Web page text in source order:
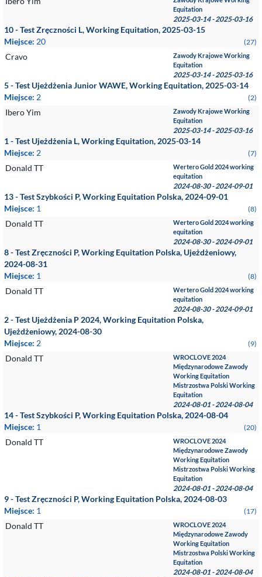
Equitation
2025-03-14 - 2025-03-16
10 - Test Zręczności L, Working Equitation, 2025-03-15
Miejsce: 20 (27)
Cravo
Zawody Krajowe Working
Equitation
2025-03-14 - 2025-03-16
5 - Test Ujeżdżenia Junior WAWE, Working Equitation, 2025-03-14
Miejsce: 2 (2)
Ibero Yim
Zawody Krajowe Working
Equitation
2025-03-14 - 2025-03-16
1 - Test Ujeżdżenia L, Working Equitation, 2025-03-14
Miejsce: 2 (7)
Donald TT
Wertero Gold 2024 working
equitation
2024-08-30 - 2024-09-01
13 - Test Szybkości P, Working Equitation Polska, 2024-09-01
Miejsce: 1 (8)
Donald TT
Wertero Gold 2024 working
equitation
2024-08-30 - 2024-09-01
8 - Test Zręczności P, Working Equitation Polska, Ujeżdżeniowy,
2024-08-31
Miejsce: 1 (8)
Donald TT
Wertero Gold 2024 working
equitation
2024-08-30 - 2024-09-01
2 - Test Ujeżdżenia P 2024, Working Equitation Polska,
Ujeżdżeniowy, 2024-08-30
Miejsce: 2 (9)
Donald TT
WROCLOVE 2024
Międzynarodowe Zawody
Working Equitation
Mistrzostwa Polski Working
Equitation
2024-08-01 - 2024-08-04
14 - Test Szybkości P, Working Equitation Polska, 2024-08-04
Miejsce: 1 (20)
Donald TT
WROCLOVE 2024
Międzynarodowe Zawody
Working Equitation
Mistrzostwa Polski Working
Equitation
2024-08-01 - 2024-08-04
9 - Test Zręczności P, Working Equitation Polska, 2024-08-03
Miejsce: 1 (17)
Donald TT
WROCLOVE 2024
Międzynarodowe Zawody
Working Equitation
Mistrzostwa Polski Working
Equitation
2024-08-01 - 2024-08-04